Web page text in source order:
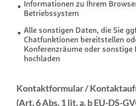
Informationen zu Ihrem
Betriebssystem
Alle sonstigen Daten, die Sie
Chatfunktionen bereitstellen
Konferenzräume oder sonstige
hochladen
Kontaktformular /
(Art. 6 Abs. 1 lit. a, b EU-DS-